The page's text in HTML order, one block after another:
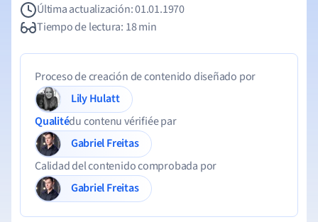
Última actualización: 01.01.1970
Tiempo de lectura: 18 min
Proceso de creación de contenido diseñado por
Lily Hulatt
Qualitédu contenu vérifiée par
Gabriel Freitas
Calidad del contenido comprobada por
Gabriel Freitas